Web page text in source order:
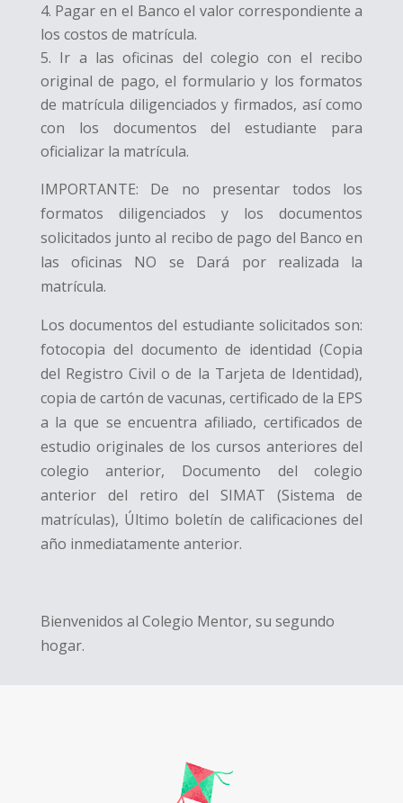
Pagar en el Banco el valor correspondiente a
los costos de matrícula.
Ir a las oficinas del colegio con el recibo
original de pago, el formulario y los formatos
de matrícula diligenciados y firmados, así como
con los documentos del estudiante para
oficializar la matrícula.
IMPORTANTE: De no presentar todos los
formatos diligenciados y los documentos
solicitados junto al recibo de pago del Banco en
las oficinas NO se Dará por realizada la
matrícula.
Los documentos del estudiante solicitados son:
fotocopia del documento de identidad (Copia
del Registro Civil o de la Tarjeta de Identidad),
copia de cartón de vacunas, certificado de la EPS
a la que se encuentra afiliado, certificados de
estudio originales de los cursos anteriores del
colegio anterior, Documento del colegio
anterior del retiro del SIMAT (Sistema de
matrículas), Último boletín de calificaciones del
año inmediatamente anterior.
Bienvenidos al Colegio Mentor, su segundo
hogar.